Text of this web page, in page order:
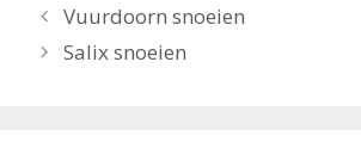
Vuurdoorn snoeien
Salix snoeien